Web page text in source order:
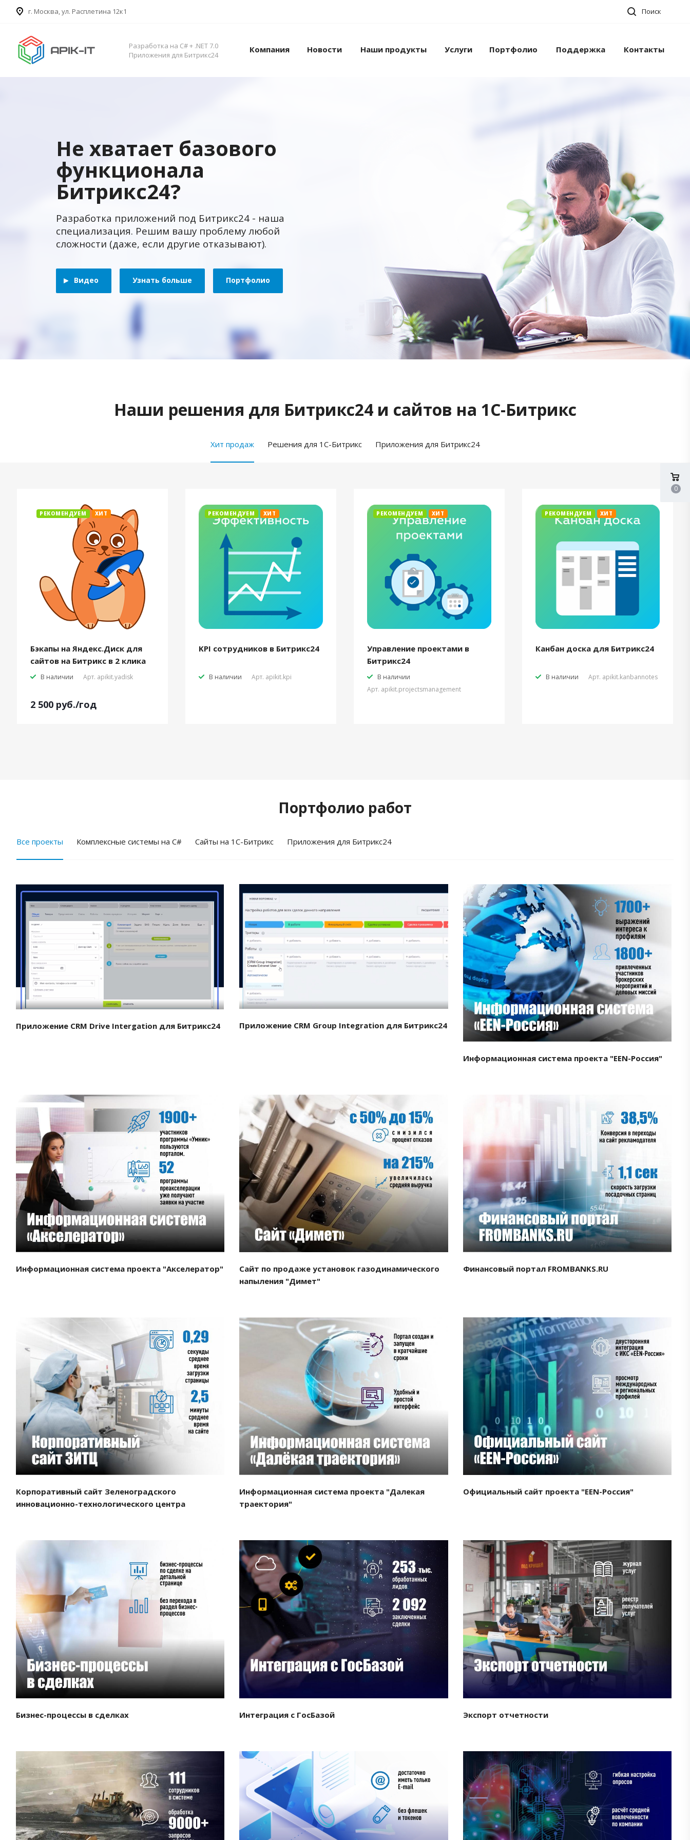
​г. Москва, ул. Расплетина 12к1 Поиск
Разработка на C# + .NET 7.0
Приложения для Битрикс24
Компания Новости Наши продукты Услуги Портфолио Поддержка Контакты
Не хватает базового
функционала
Битрикс24?
Разработка приложений под Битрикс24 - наша
специализация. Решим вашу проблему любой
сложности (даже, если другие отказывают).
Видео Узнать больше Портфолио
Наши решения для Битрикс24 и сайтов на 1С-Битрикс
Хит продаж Решения для 1С-Битрикс Приложения для Битрикс24
РЕКОМЕНДУЕМ ХИТ
Бэкапы на Яндекс.Диск для
сайтов на Битрикс в 2 клика
В наличии Арт. apikit.yadisk
2 500 руб./год
РЕКОМЕНДУЕМ ХИТ
KPI сотрудников в Битрикс24
В наличии Арт. apikit.kpi
РЕКОМЕНДУЕМ ХИТ
Управление проектами в
Битрикс24
В наличии
Арт. apikit.projectsmanagement
РЕКОМЕНДУЕМ ХИТ
Канбан доска для Битрикс24
В наличии Арт. apikit.kanbannotes
Портфолио работ
Все проекты Комплексные системы на C# Cайты на 1С-Битрикс Приложения для Битрикс24
Смотреть проект
Приложение CRM Drive Intergation для Битрикс24 Приложение CRM Group Integration для Битрикс24
Смотреть проект
Информационная система проекта "EEN-Россия"
Смотреть проект
Информационная система проекта "Акселератор"
Смотреть проект
Сайт по продаже установок газодинамического
напыления "Димет"
Смотреть проект
Финансовый портал FROMBANKS.RU
Смотреть проект
Корпоративный сайт Зеленоградского
инновационно-технологического центра
Смотреть проект
Информационная система проекта "Далекая
траектория"
Смотреть проект
Официальный сайт проекта "EEN-Россия"
Бизнес-процессы в сделках
Смотреть проект
Интеграция с ГосБазой
Смотреть проект
Экспорт отчетности
Смотреть проект Смотреть проект Смотреть проект
0